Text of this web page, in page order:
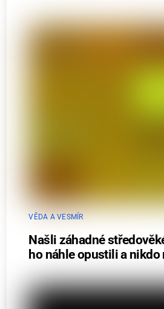
VĚDA A VESMÍR
Našli záhadné
ho náhle opustili a nikdo